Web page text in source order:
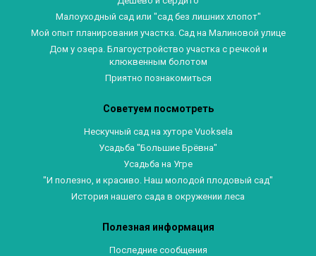
Малоуходный сад или "сад без лишних хлопот"
Мой опыт планирования участка. Сад на Малиновой улице
Дом у озера. Благоустройство участка с речкой и
клюквенным болотом
Приятно познакомиться
Советуем посмотреть
Нескучный сад на хуторе Vuoksela
Усадьба "Большие Брёвна"
Усадьба на Угре
"И полезно, и красиво. Наш молодой плодовый сад"
История нашего сада в окружении леса
Полезная информация
Последние сообщения